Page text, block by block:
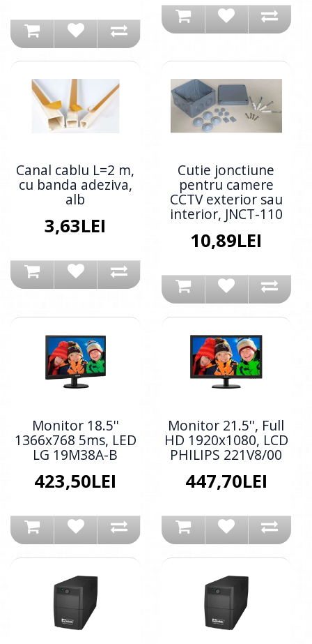
Canal cablu L=2 m,
cu banda adeziva,
alb
3,63LEI
Cutie jonctiune
pentru camere
CCTV exterior sau
interior, JNCT-110
10,89LEI
Monitor 18.5''
1366x768 5ms, LED
LG 19M38A-B
423,50LEI
Monitor 21.5'', Full
HD 1920x1080, LCD
PHILIPS 221V8/00
447,70LEI